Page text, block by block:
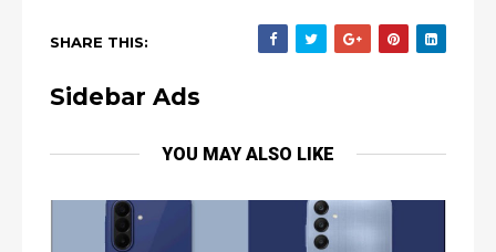
SHARE THIS:
Sidebar Ads
YOU MAY ALSO LIKE